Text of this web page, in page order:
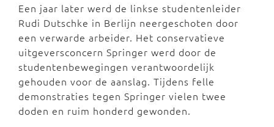
Een jaar later werd de linkse studentenleider
Rudi Dutschke in Berlijn neergeschoten door
een verwarde arbeider. Het conservatieve
uitgeversconcern Springer werd door de
studentenbewegingen verantwoordelijk
gehouden voor de aanslag. Tijdens felle
demonstraties tegen Springer vielen twee
doden en ruim honderd gewonden.